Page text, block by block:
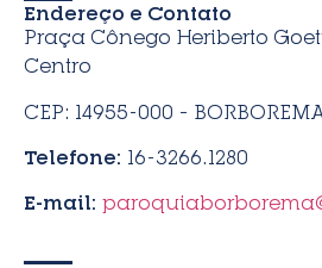
Endereço e Contato
Praça Cônego Heriberto
Centro
CEP: 14955-000 –
Telefone: 16-3266.1280
E-mail: